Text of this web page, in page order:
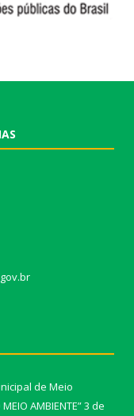
de Meio
AMBIENTE”3 de